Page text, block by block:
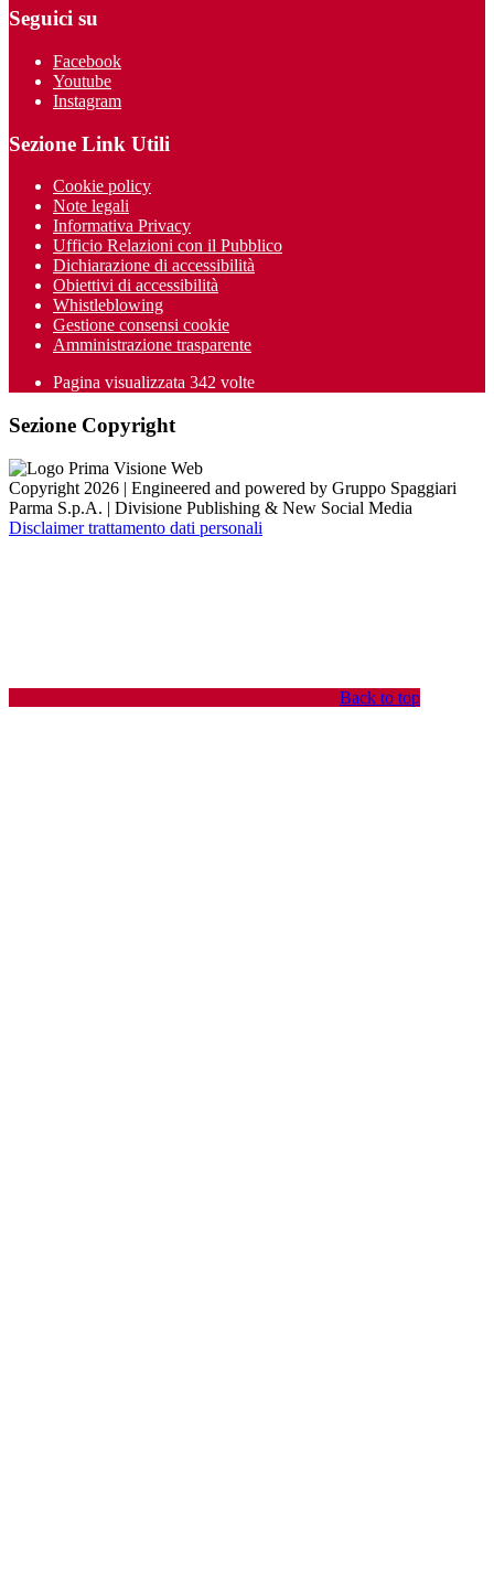
Seguici su
Facebook
Youtube
Instagram
Sezione Link Utili
Cookie policy
Note legali
Informativa Privacy
Ufficio Relazioni con il Pubblico
Dichiarazione di accessibilità
Obiettivi di accessibilità
Whistleblowing
Gestione consensi cookie
Amministrazione trasparente
Pagina visualizzata 342 volte
Sezione Copyright
Copyright 2026 | Engineered and powered by Gruppo Spaggiari
Parma S.p.A. | Divisione Publishing & New Social Media
Disclaimer trattamento dati personali
Back to top